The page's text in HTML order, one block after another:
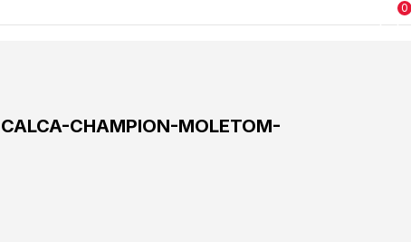
0
CALCA-CHAMPION-MOLETOM-